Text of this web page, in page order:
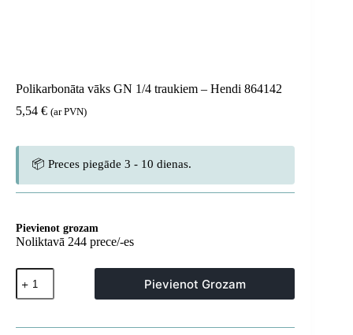
Polikarbonāta vāks GN 1/4 traukiem – Hendi 864142
5,54 € (ar PVN)
📦 Preces piegāde 3 - 10 dienas.
Pievienot grozam
Noliktavā 244 prece/-es
Polikarbonāta
vāks
GN
traukiem
Pievienot Grozam